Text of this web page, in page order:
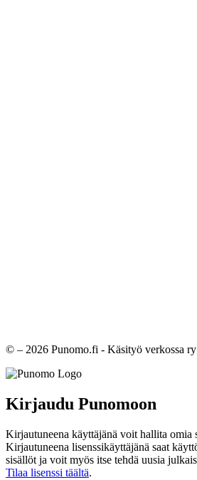
© – 2026 Punomo.fi - Käsityö verkossa ry
Kirjaudu Punomoon
Kirjautuneena käyttäjänä voit hallita omia
Kirjautuneena lisenssikäyttäjänä saat
sisällöt ja voit myös itse tehdä uusia
Tilaa lisenssi täältä.